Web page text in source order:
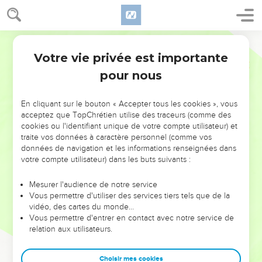
NE MANQUEZ PAS L’ÉVÉNEMENT
DE L’ANNÉE !
ET SI LEURS ERREURS POUVAIENT VOUS ÉVITER LES
VOTRES ?
leur foi ou leur vision. Mais on voit moins les doutes, les erreurs
et les saisons difficiles qu'ils ont traversés, alors même que ce
sont elles qui les ont façonnés.
Dans cette conférence, leaders, entrepreneurs, et responsables
clés pour avancer avec plus de sagesse afin que leurs erreurs
Votre vie privée est importante
pour nous
En cliquant sur le bouton « Accepter tous les cookies », vous
acceptez que TopChrétien utilise des traceurs (comme des
cookies ou l'identifiant unique de votre compte utilisateur) et
traite vos données à caractère personnel (comme vos
données de navigation et les informations renseignées dans
votre compte utilisateur) dans les buts suivants :
Mesurer l'audience de notre service
Vous permettre d'utiliser des services tiers tels que de la
vidéo, des cartes du monde…
Vous permettre d'entrer en contact avec notre service de
relation aux utilisateurs.
Choisir mes cookies